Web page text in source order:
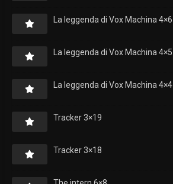
La leggenda di Vox Machina 4×6
La leggenda di Vox Machina 4×5
La leggenda di Vox Machina 4×4
Tracker 3×19
Tracker 3×18